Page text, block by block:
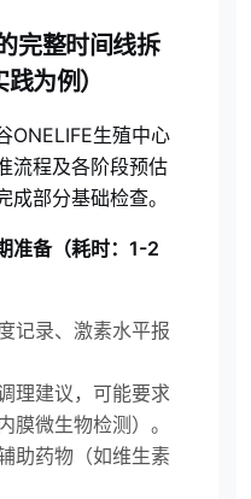
完整时间线拆
为例）
ONELIFE生殖中心
流程及各阶段预估
部分基础检查。
准备（耗时：1-2
记录、激素水平报
理建议，可能要求
膜微生物检测）。
助药物（如维生素